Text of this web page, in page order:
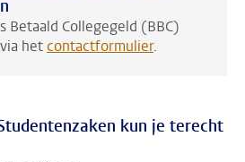
Betaald Collegegeld (BBC)
het contactformulier.
kun je terecht